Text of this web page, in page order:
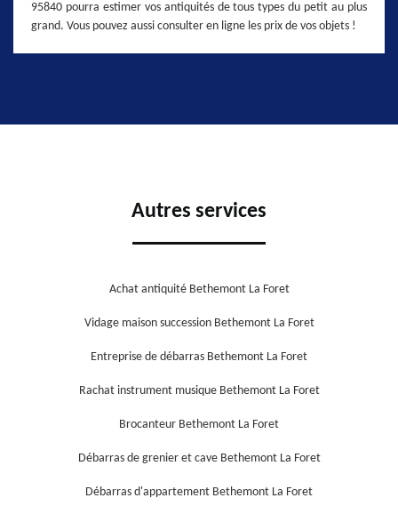
95840 pourra estimer vos antiquités de tous types du petit au plus
grand. Vous pouvez aussi consulter en ligne les prix de vos objets !
Autres services
Achat antiquité Bethemont La Foret
Vidage maison succession Bethemont La Foret
Entreprise de débarras Bethemont La Foret
Rachat instrument musique Bethemont La Foret
Brocanteur Bethemont La Foret
Débarras de grenier et cave Bethemont La Foret
Débarras d'appartement Bethemont La Foret